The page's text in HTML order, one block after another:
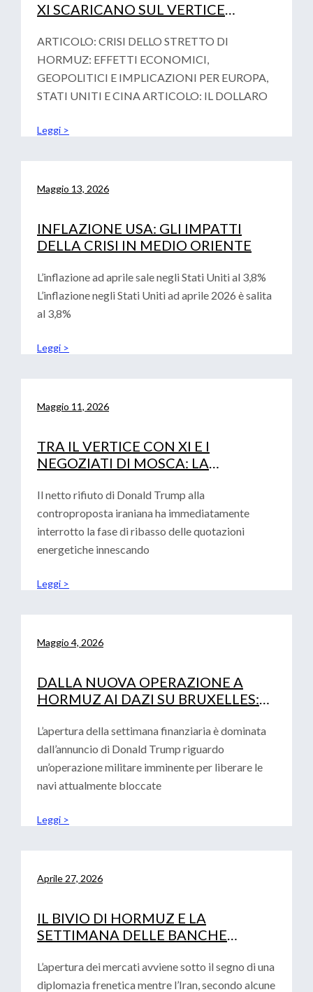
XI SCARICANO SUL VERTICE
VOTALITA’ GEOPOLITICA
ARTICOLO: CRISI DELLO STRETTO DI
HORMUZ: EFFETTI ECONOMICI,
GEOPOLITICI E IMPLICAZIONI PER EUROPA,
STATI UNITI E CINA ARTICOLO: IL DOLLARO
Leggi >
Maggio 13, 2026
INFLAZIONE USA: GLI IMPATTI
DELLA CRISI IN MEDIO ORIENTE
L’inflazione ad aprile sale negli Stati Uniti al 3,8%
L’inflazione negli Stati Uniti ad aprile 2026 è salita
al 3,8%
Leggi >
Maggio 11, 2026
TRA IL VERTICE CON XI E I
NEGOZIATI DI MOSCA: LA
PROVA DEI FATTI
Il netto rifiuto di Donald Trump alla
controproposta iraniana ha immediatamente
interrotto la fase di ribasso delle quotazioni
energetiche innescando
Leggi >
Maggio 4, 2026
DALLA NUOVA OPERAZIONE A
HORMUZ AI DAZI SU BRUXELLES:
L’apertura della settimana finanziaria è dominata
dall’annuncio di Donald Trump riguardo
un’operazione militare imminente per liberare le
navi attualmente bloccate
Leggi >
Aprile 27, 2026
IL BIVIO DI HORMUZ E LA
SETTIMANA DELLE BANCHE
TESORERIE
L’apertura dei mercati avviene sotto il segno di una
diplomazia frenetica mentre l’Iran, secondo alcune